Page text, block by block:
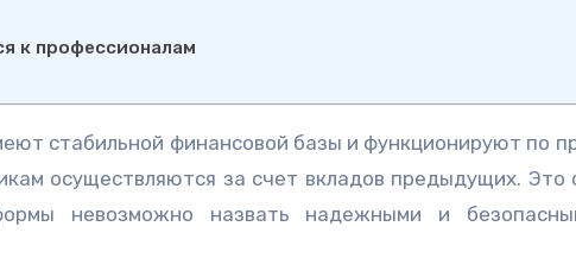
к профессионалам
стабильной финансовой базы и функционируют по
осуществляются за счет вкладов предыдущих. Это
невозможно назвать надежными и